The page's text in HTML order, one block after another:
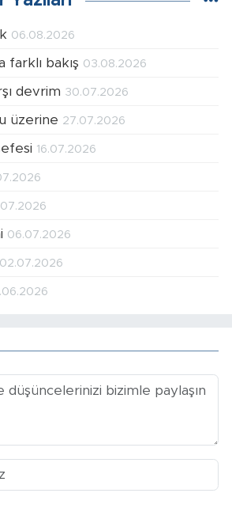
06.08.2026
farklı bakış 03.08.2026
devrim 30.07.2026
üzerine 27.07.2026
16.07.2026
06.07.2026
02.07.2026